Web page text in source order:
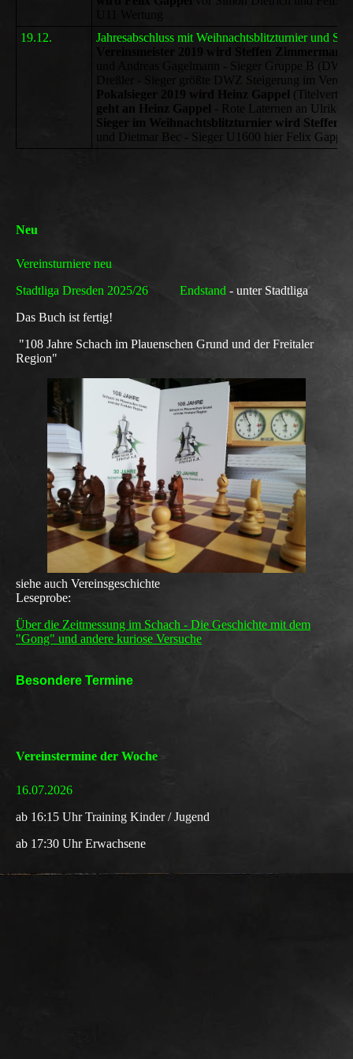
19.12.
Jahresabschluss mit Weihnachtsblitzturnier und
Vereinsmeister 2019 wird Steffen Zimmermann
und Andreas Gagelmann - Sieger Gruppe B
Dreßler - Sieger größte DWZ Steigerung im
Pokalsieger 2019 wird Heinz Gappel
geht an Heinz Gappel
- Rote Laternen an Ulrike
Sieger im Weihnachtsblitzturnier wird Steffen
und Dietmar Bec - Sieger U1600 hier Felix Gappel
Neu
Vereinsturniere neu
Stadtliga Dresden 2025/26 Endstand - unter Stadtliga
Das Buch ist fertig!
"108 Jahre Schach im Plauenschen Grund und der Freitaler
Region"
siehe auch Vereinsgeschichte
Leseprobe:
Über die Zeitmessung im Schach - Die Geschichte mit dem
"Gong" und andere kuriose Versuche
Besondere Termine
Vereinstermine der Woche
16.07.2026
ab 16:15 Uhr Training Kinder / Jugend
ab 17:30 Uhr Erwachsene